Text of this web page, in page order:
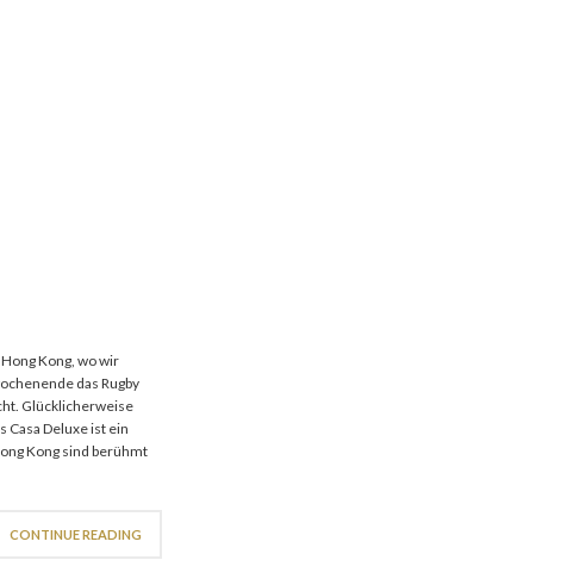
Kong, wo wir
das Rugby
Glücklicherweise
Casa Deluxe ist ein
Kong sind berühmt
CONTINUE READING